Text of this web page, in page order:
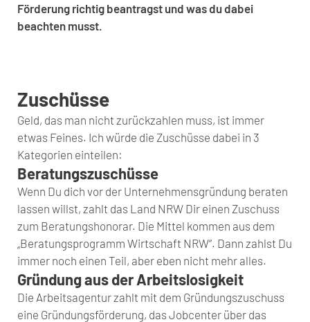
Förderung richtig beantragst und was du dabei
beachten musst.
Zuschüsse
Geld, das man nicht zurückzahlen muss, ist immer
etwas Feines. Ich würde die Zuschüsse dabei in 3
Kategorien einteilen:
Beratungszuschüsse
Wenn Du dich vor der Unternehmensgründung beraten
lassen willst, zahlt das Land NRW Dir einen Zuschuss
zum Beratungshonorar. Die Mittel kommen aus dem
„Beratungsprogramm Wirtschaft NRW“. Dann zahlst Du
immer noch einen Teil, aber eben nicht mehr alles.
Gründung aus der Arbeitslosigkeit
Die Arbeitsagentur zahlt mit dem Gründungszuschuss
eine Gründungsförderung, das Jobcenter über das